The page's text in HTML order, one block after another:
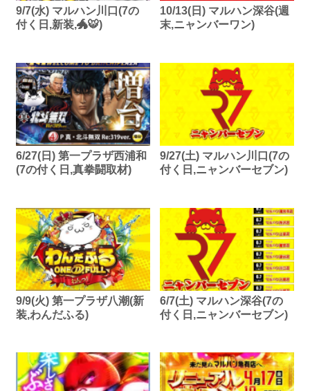
9/7(水) マルハン川口(7の
付く日,新装,🐲🐯)
10/13(日) マルハン深谷(週
末,ニャンバーワン)
6/27(日) 第一プラザ西浦和
(7の付く日,真拳闘取材)
9/27(土) マルハン川口(7の
付く日,ニャンバーセブン)
9/9(火) 第一プラザ八潮(新
装,わんだふる)
6/7(土) マルハン深谷(7の
付く日,ニャンバーセブン)